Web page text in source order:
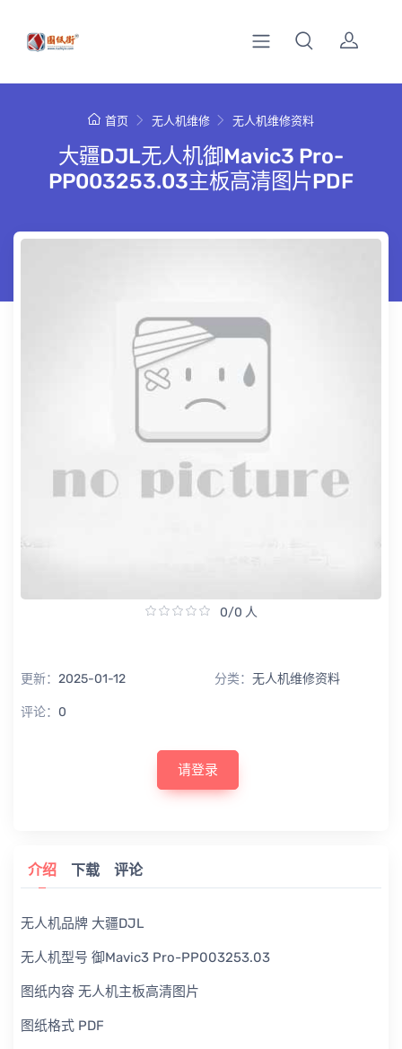
首页 无人机维修 无人机维修资料
大疆DJL无人机御Mavic3 Pro-
PP003253.03主板高清图片PDF
0/0 人
更新： 2025-01-12 分类： 无人机维修资料
评论： 0
请登录
介绍 下载 评论
无人机品牌 大疆DJL
无人机型号 御Mavic3 Pro-PP003253.03
图纸内容 无人机主板高清图片
图纸格式 PDF